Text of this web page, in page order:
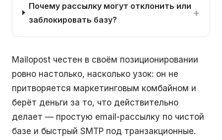
Почему рассылку могут отклонить или
заблокировать базу?
+
Mailopost честен в своём позиционировании
ровно настолько, насколько узок: он не
притворяется маркетинговым комбайном и
берёт деньги за то, что действительно
делает — простую email-рассылку по чистой
базе и быстрый SMTP под транзакционные.